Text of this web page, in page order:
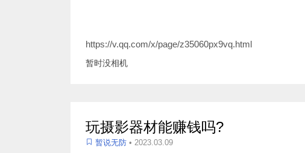
https://v.qq.com/x/page/z35060px9vq.html
暂时没相机
玩摄影器材能赚钱吗?
暂说无防 • 2023.03.09